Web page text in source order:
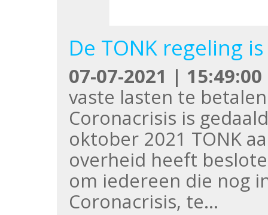
De TONK regeling
07-07-2021 | 15:49:00
vaste lasten te
Coronacrisis is
oktober 2021 TONK
overheid heeft
om iedereen die nog
Coronacrisis, te…